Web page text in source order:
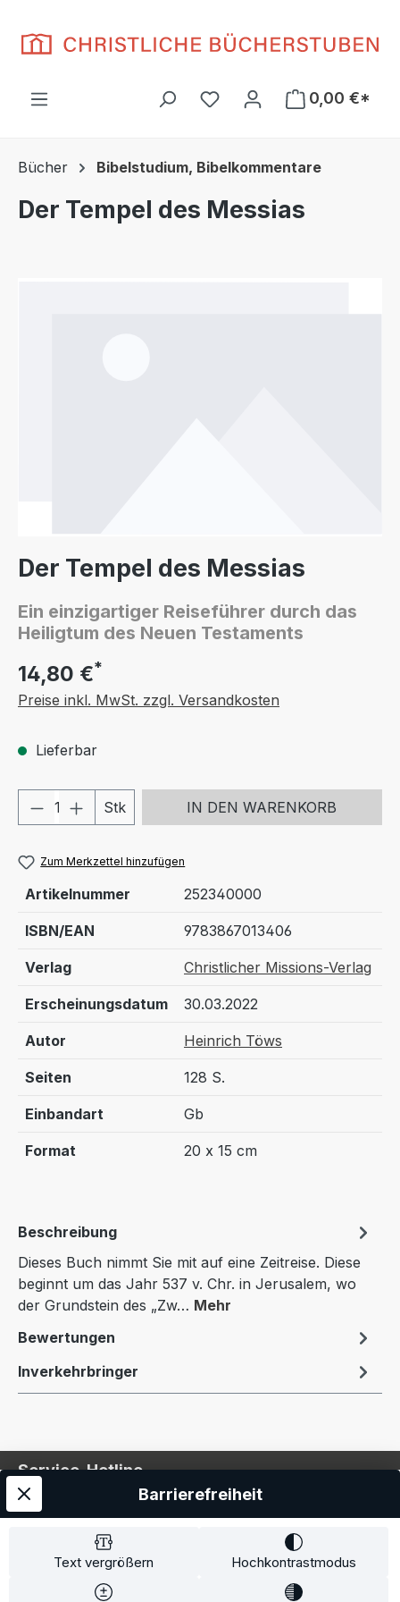
Du hast 0 Produkte auf
0,00 €*
Bücher Bibelstudium, Bibelkommentare
Der Tempel des Messias
Der Tempel des Messias
Ein einzigartiger Reiseführer durch das
Heiligtum des Neuen Testaments
14,80 €*
Preise inkl. MwSt. zzgl. Versandkosten
Lieferbar
Produkt Anzahl: Gib den
Stk IN DEN WARENKORB
Zum Merkzettel hinzufügen
Artikelnummer 252340000
ISBN/EAN 9783867013406
Verlag Christlicher Missions-Verlag
Erscheinungsdatum 30.03.2022
Autor Heinrich Töws
Seiten 128 S.
Einbandart Gb
Format 20 x 15 cm
Beschreibung
Dieses Buch nimmt Sie mit auf eine Zeitreise. Diese
beginnt um das Jahr 537 v. Chr. in Jerusalem, wo
der Grund­stein des „Zw… Mehr
Bewertungen
Inverkehrbringer
Service-Hotline
Service
Information
Text vergrößern Hochkontrastmodus
Barrierefreiheit